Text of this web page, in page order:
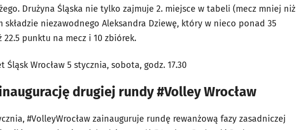
Drużyna Śląska nie tylko zajmuje 2. miejsce w tabeli (mecz mniej niż
składzie niezawodnego Aleksandra Dziewę, który w nieco ponad 35
punktu na mecz i 10 zbiórek.
Wrocław 5 stycznia, sobota, godz. 17.30
drugiej rundy #Volley Wrocław
#VolleyWrocław zainauguruje rundę rewanżową fazy zasadniczej